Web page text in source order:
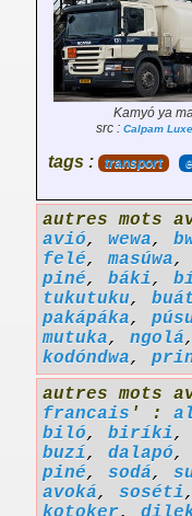
Kamyó ya
src : Calpam
tags : transport
autres mots
avió, wewa,
felé,masúwa
piné, báki,
tukutuku,
pakápáka,
mutuka, ngolá
kodóndwa,
autres mots
francais ' :
biló, biríki,
buzí, dalapó,
piné, sodá,
avoká, soséti